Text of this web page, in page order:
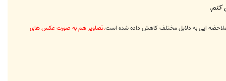
کنم.
ملاحضه ایی به دلایل مختلف کاهش داده شده است.تصاویر هم به صورت عکس های